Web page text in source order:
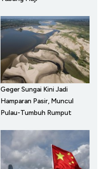
Geger Sungai Kini Jadi
Hamparan Pasir, Muncul
Pulau-Tumbuh Rumput